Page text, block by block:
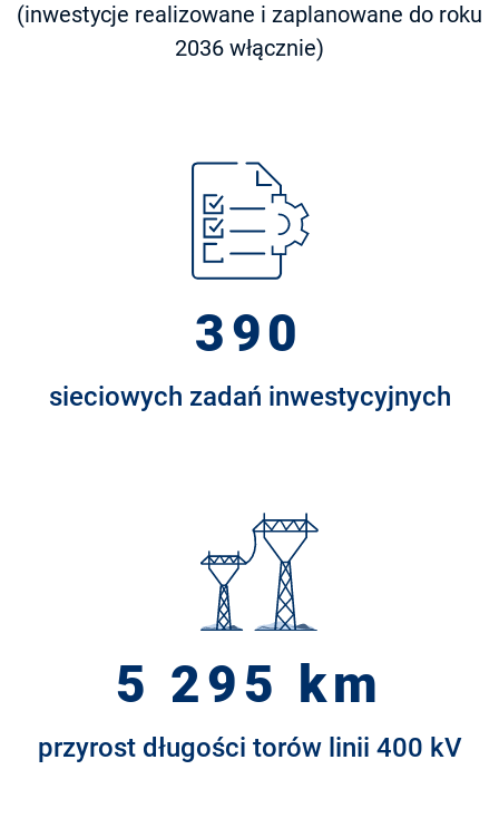
(inwestycje realizowane i zaplanowane do roku
2036 włącznie)
390
sieciowych zadań inwestycyjnych
5 295 km
przyrost długości torów linii 400 kV